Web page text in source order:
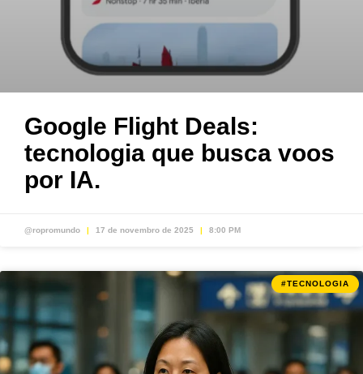
Google Flight Deals:
tecnologia que busca voos
por IA.
@ropromundo 17 de novembro de 2025 8:00 PM
#TECNOLOGIA